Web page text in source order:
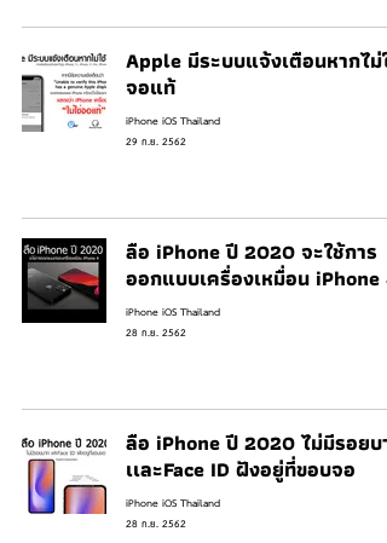
Apple มีระบบแจ้งเตือนหากไม่ใช้
จอแท้
iPhone iOS Thailand
29 ก.ย. 2562
ลือ iPhone ปี 2020 จะใช้การ
ออกแบบเครื่องเหมื่อน iPhone 4
iPhone iOS Thailand
28 ก.ย. 2562
ลือ iPhone ปี 2020 ไม่มีรอยบาก
เเละFace ID ฝังอยู่ที่ขอบจอ
iPhone iOS Thailand
28 ก.ย. 2562